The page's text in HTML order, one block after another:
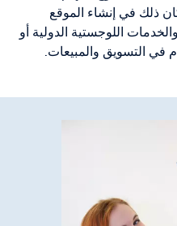
ذلك في إنشاء الموقع
اللوجستية الدولية أو
في التسويق والمبيعات.